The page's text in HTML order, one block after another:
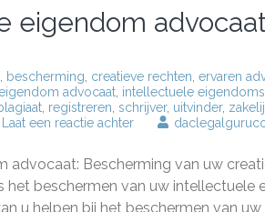
eigendom
bescherming creatieve rechten ervaren
advocaat intellectuele
registreren schrijver, uitvinder,
Laat een reactie achterop
creatieve
rechten
advocaat: Bescherming van uw
het beschermen van uw intellectuele
u helpen bij het beschermen van uw